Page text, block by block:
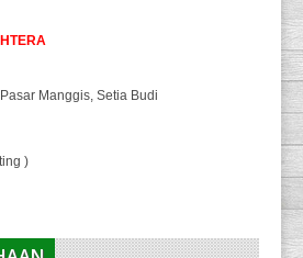
Manggis, Setia Budi
)